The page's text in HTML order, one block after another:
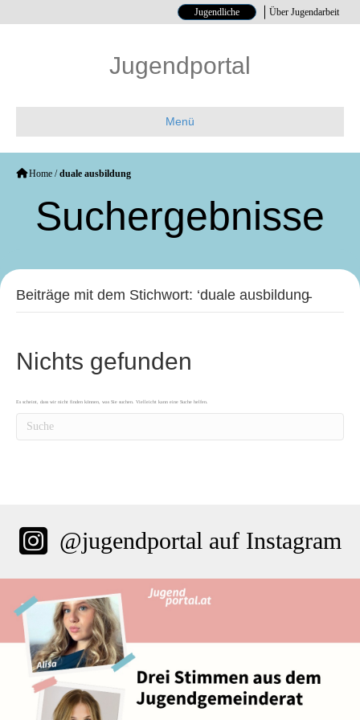
Jugendliche Über Jugendarbeit
Jugendportal
Menü
Home /duale ausbildung
Such­ergebnisse
Beiträge mit dem Stichwort: ‘duale ausbildung̵
Nichts gefunden
Es scheint, dass wir nicht finden können, was Sie suchen. Vielleicht kann eine Suche helfen.
@jugendportal auf Instagram